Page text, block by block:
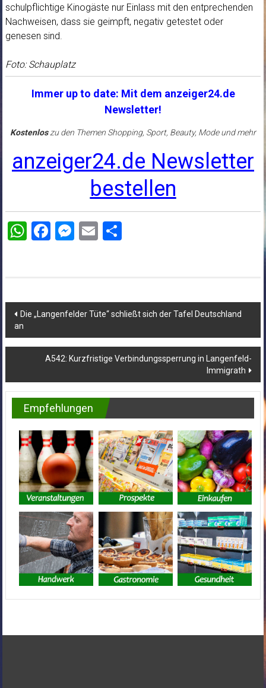
schulpflichtige Kinogäste nur Einlass mit den entprechenden
Nachweisen, dass sie geimpft, negativ getestet oder
genesen sind.
Foto: Schauplatz
Immer up to date: Mit dem anzeiger24.de
Newsletter!
Kostenloszu den Themen Shopping, Sport, Beauty, Mode und mehr
anzeiger24.de Newsletter
bestellen
WhatsApp
Facebook
Messenger
EmailTeilen
Beitragsnavigation
Die „Langenfelder Tüte“ schließt sich der Tafel Deutschland
an
A542: Kurzfristige Verbindungssperrung in Langenfeld-
Immigrath
Empfehlungen